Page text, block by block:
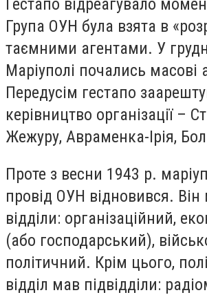
Гестапо відреагувало
Група ОУН була взята в
таємними агентами. У
Маріуполі почались масові
Передусім гестапо
керівництво організації –
Жежуру, Авраменка-Ірія,
Проте з весни 1943 р.
провід ОУН відновився. Він
відділи: організаційний,
(або господарський),
політичний. Крім цього,
відділ мав підвідділи: